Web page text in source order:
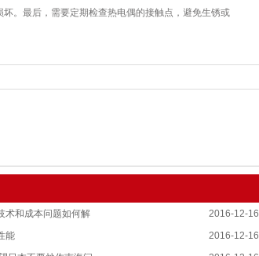
。最后，需要定期检查热电偶的接触点，避免生锈或
2016-12-16
术和成本问题如何解
2016-12-16
能